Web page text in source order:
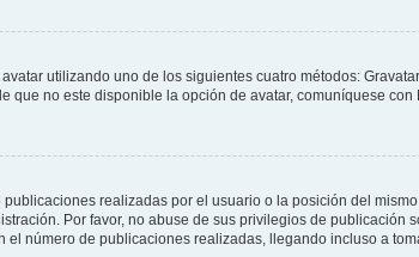
utilizando uno de los siguientes cuatro métodos:
no este disponible la opción de avatar, comuníquese
realizadas por el usuario o la posición del
Por favor, no abuse de sus privilegios de publicación
número de publicaciones realizadas, llegando incluso a